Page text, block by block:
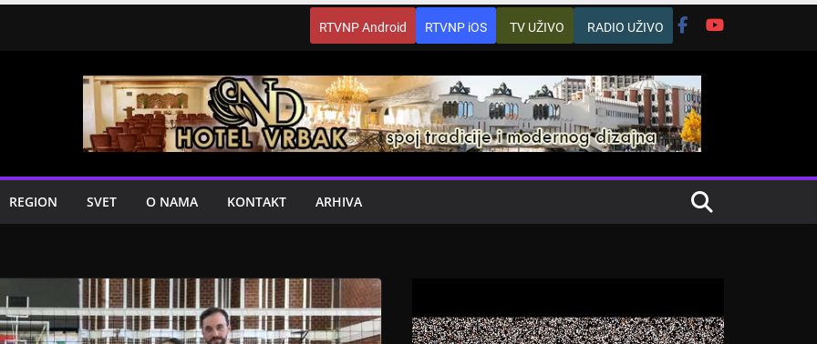
RTVNP Android RTVNP iOS TV UŽIVO RADIO UŽIVO
REGION SVET O NAMA KONTAKT ARHIVA